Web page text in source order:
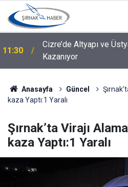
11:30
Cizre’de Altyapı ve
Kazanıyor
Anasayfa Güncel
kaza Yaptı:1 Yaralı
Şırnak’ta Virajı
kaza Yaptı:1 Yaralı